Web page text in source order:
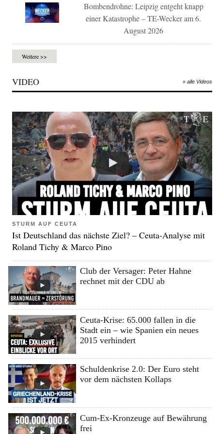
Bombendrohne: Leipzig entgeht knapp
einer Katastrophe – TE-Wecker am 6.
August 2026
Weitere >>
VIDEO » alle Videos
STURM AUF CEUTA
Ist Deutschland das nächste Ziel? – Ceuta-Analyse mit
Roland Tichy & Marco Pino
Club der Versager: Peter Hahne
rechnet mit der CDU ab
Ceuta-Krise: 65.000 fallen in die
Stadt ein – wie Spanien ein neues
2015 verhindert
Schuldenkrise 2.0: Der Euro steht
vor dem nächsten Kollaps
Cum-Ex-Kronzeuge auf Bewährung
frei